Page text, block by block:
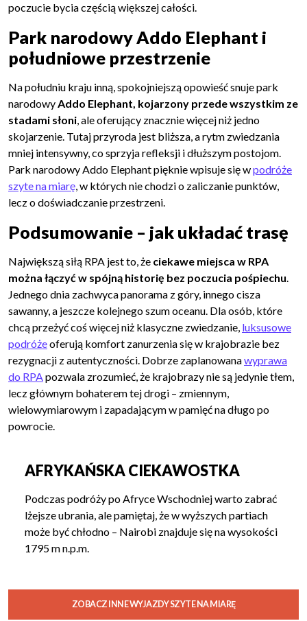
poczucie bycia częścią większej całości.
Park narodowy Addo Elephant i
południowe przestrzenie
Na południu kraju inną, spokojniejszą opowieść snuje park
narodowyAddo Elephant, kojarzony przede wszystkim ze
stadami słoni, ale oferujący znacznie więcej niż jedno
skojarzenie. Tutaj przyroda jest bliższa, a rytm zwiedzania
mniej intensywny, co sprzyja refleksji i dłuższym postojom.
Park narodowy Addo Elephant pięknie wpisuje się wpodróże
szyte na miarę, w których nie chodzi o zaliczanie punktów,
lecz o doświadczanie przestrzeni.
Podsumowanie – jak układać trasę
Największą siłą RPA jest to, że ciekawe miejsca w RPA
można łączyć w spójną historię bez poczucia pośpiechu.
Jednego dnia zachwyca panorama z góry, innego cisza
sawanny, a jeszcze kolejnego szum oceanu. Dla osób, które
chcą przeżyć coś więcej niż klasyczne zwiedzanie, luksusowe
podróżeoferują komfort zanurzenia się w krajobrazie bez
rezygnacji z autentyczności. Dobrze zaplanowanawyprawa
do RPApozwala zrozumieć, że krajobrazy nie są jedynie tłem,
lecz głównym bohaterem tej drogi – zmiennym,
wielowymiarowym i zapadającym w pamięć na długo po
powrocie.
AFRYKAŃSKA CIEKAWOSTKA
Podczas podróży po Afryce Wschodniej warto zabrać
lżejsze ubrania, ale pamiętaj, że w wyższych partiach
może być chłodno – Nairobi znajduje się na wysokości
1795 m n.p.m.
ZOBACZ INNE WYJAZDY SZYTE NA MIARĘ